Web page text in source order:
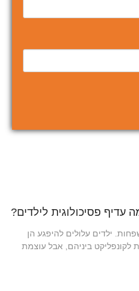
עדיף פסיכולוגית לילדים?
ילדים עלולים להיפגע הן
לקונפליקט ביניהם, אבל עוצמת